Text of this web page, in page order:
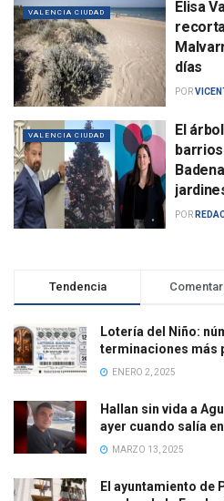
VALENCIA CIUDAD
Elisa
días
POR
VALENCIA CIUDAD
El
POR
Tendencia
Lotería del Niño:
terminaciones más
ENERO 2, 2025
Hallan sin vida a
ayer cuando salía
MARZO 13, 2025
El ayuntamiento de